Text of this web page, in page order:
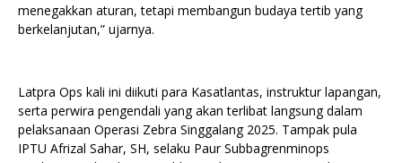
menegakkan aturan, tetapi membangun budaya tertib yang
berkelanjutan,” ujarnya.
Latpra Ops kali ini diikuti para Kasatlantas, instruktur lapangan,
serta perwira pengendali yang akan terlibat langsung dalam
pelaksanaan Operasi Zebra Singgalang 2025. Tampak pula
IPTU Afrizal Sahar, SH, selaku Paur Subbagrenminops